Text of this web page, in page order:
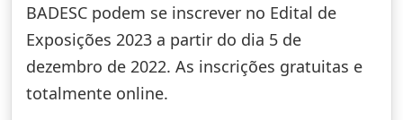
BADESC podem se inscrever no Edital de
Exposições 2023 a partir do dia 5 de
dezembro de 2022. As inscrições gratuitas e
totalmente online.